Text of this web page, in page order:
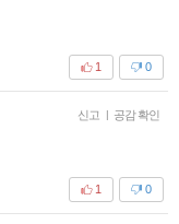
0
1
신고 | 공감 확인
0
1